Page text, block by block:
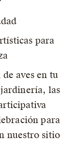
para
aves en tu
las
para
nuestro sitio